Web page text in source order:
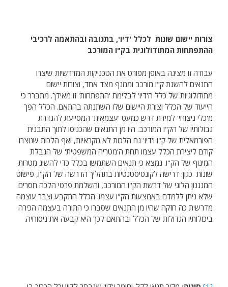
צורות יישום שונות לכלל 'דיו', בתגובה ובהתאמה לרכיבי
ההתפתחות המתודולוגית בק"ו המורכב
עבודה זו מציגה באופן מפורט את הטכניקות המדרשיות שיצרו
התנאים להשגת ק"ו מורכב וממנף מצד אחד, וצורות יישום
מתודולוגיות של כלל ה'דיו' לבלימת 'התפתחות' זו מאידך. מתברר כי
הייעוד של הכלל וצורת היישום שלו השתנתה בהתאם. הכלל הפך
מ'כלי ניצוחי' למידת דרש כמעט 'עצמאית' המסייעת להגדרת
גבולותיו של הק"ו המורכב. היו מן התנאים שהכניסו לתוך התבנית
הפורמאלית של ק"ו ו'דיו' גם הלכות לא מקראיות, ואף הלכות שנוצרו
קודם ליצירת הכלל עצמו תחת ה'מטריה המשפטית' של הגבלת
המינוף של הק"ו. נמצא כי תנאים השתמשו בכלל כדי להשיג מטרות
שונות כגון: דרישה לקונסיסטנטיות בתהליך הדרשה של הק"ו, פישוט
המנגנון הלוגי של דרשת הק"ו המורכב, והשלמת פרטי הלכה חסרים
שלא ניתן ללמדם באמצעות הק"ו עצמו. הכלל התקבע וצבר עוצמה
מדרשית כה חזקה שהיו מן התנאים שסברו כי התורה בעצמה הכירה
ביכולותיו הגדולות של הכלל ובהתאם לכך היא קבעה את ניסוחיה.